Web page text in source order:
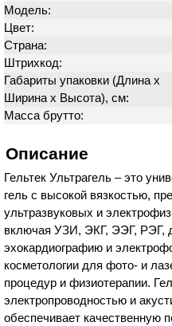
Модель:
Цвет:
Страна:
Штрихкод:
Габариты упаковки (Длина х
Ширина х Высота), см:
Масса брутто:
Описание
Гельтек Ультрагель – это
гель с высокой вязкостью,
ультразвуковых и
включая УЗИ, ЭКГ, ЭЭГ, РЭГ,
эхокардиографию и
косметологии для фото- и
процедур и физиотерапии.
электропроводностью и
обеспечивает качественную